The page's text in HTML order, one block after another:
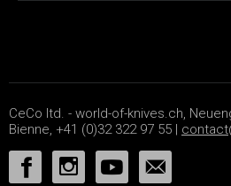
CeCo ltd. - world-of-knives.ch,
Bienne, +41 (0)32 322 97 55 |